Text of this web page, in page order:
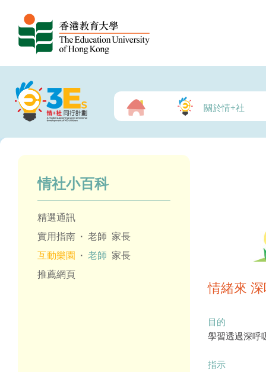
關於情+社
情社小百科
精選通訊
實用指南 · 老師 家長
互動樂園
· 老師 家長
推薦網頁
情緒來
目的
學習透過深呼
指示